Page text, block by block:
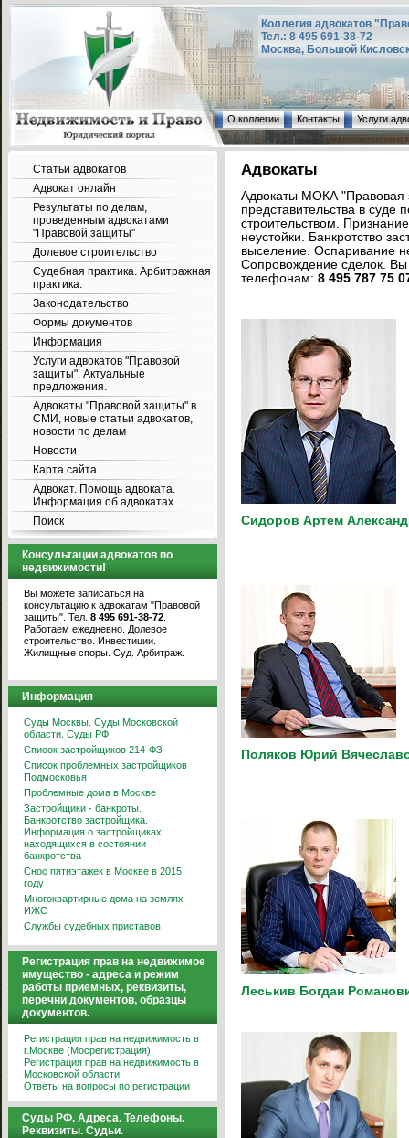
Коллегия адвокатов
Тел.: 8 495 691-38-72
Москва, Большой
О коллегии Контакты Услуги
Статьи адвокатов
Адвокат онлайн
Результаты по делам,
проведенным адвокатами
"Правовой защиты"
Долевое строительство
Судебная практика. Арбитражная
практика.
Законодательство
Формы документов
Информация
Услуги адвокатов "Правовой
защиты". Актуальные
предложения.
Адвокаты "Правовой защиты" в
СМИ, новые статьи адвокатов,
новости по делам
Новости
Карта сайта
Адвокат. Помощь адвоката.
Информация об адвокатах.
Поиск
Консультации адвокатов по
недвижимости!
Вы можете записаться на
консультацию к адвокатам "Правовой
защиты". Тел. 8 495 691-38-72
Работаем ежедневно. Долевое
строительство. Инвестиции.
Жилищные споры. Суд. Арбитраж.
Информация
Суды Москвы. Суды Московской
области. Суды РФ
Список застройщиков 214-ФЗ
Список проблемных застройщиков
Подмосковья
Проблемные дома в Москве
Застройщики - банкроты.
Банкротство застройщика.
Информация о застройщиках,
находящихся в состоянии
банкротства
Снос пятиэтажек в Москве в 2015
году
Многоквартирные дома на землях
ИЖС
Службы судебных приставов
Регистрация прав на недвижимое
имущество - адреса и режим
работы приемных, реквизиты,
перечни документов, образцы
документов.
Регистрация прав на недвижимость в
г.Москве (Мосрегистрация)
Регистрация прав на недвижимость в
Московской области
Ответы на вопросы по регистрации
Суды РФ. Адреса. Телефоны.
Реквизиты. Судьи.
Адвокаты
Адвокаты МОКА
представительства в
строительством.
неустойки. Банкротство
выселение. Оспаривание
Сопровождение сделок. Вы
телефонам: 8 495 787 75
Сидоров Артем
Поляков Юрий
Леськив Богдан